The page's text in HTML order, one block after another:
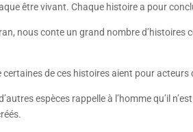
être vivant. Chaque histoire a pour
nous conte un grand nombre d’histoires
certaines de ces histoires aient pour acteurs
espèces rappelle à l’homme qu’il